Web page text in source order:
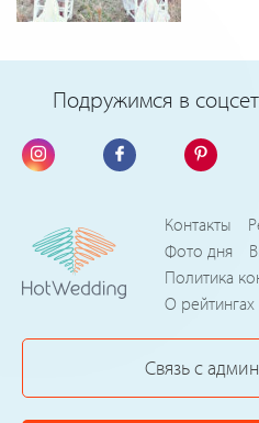
Подружимся в
Контакты
Фото дня
Политика
О рейтингах
Связь с